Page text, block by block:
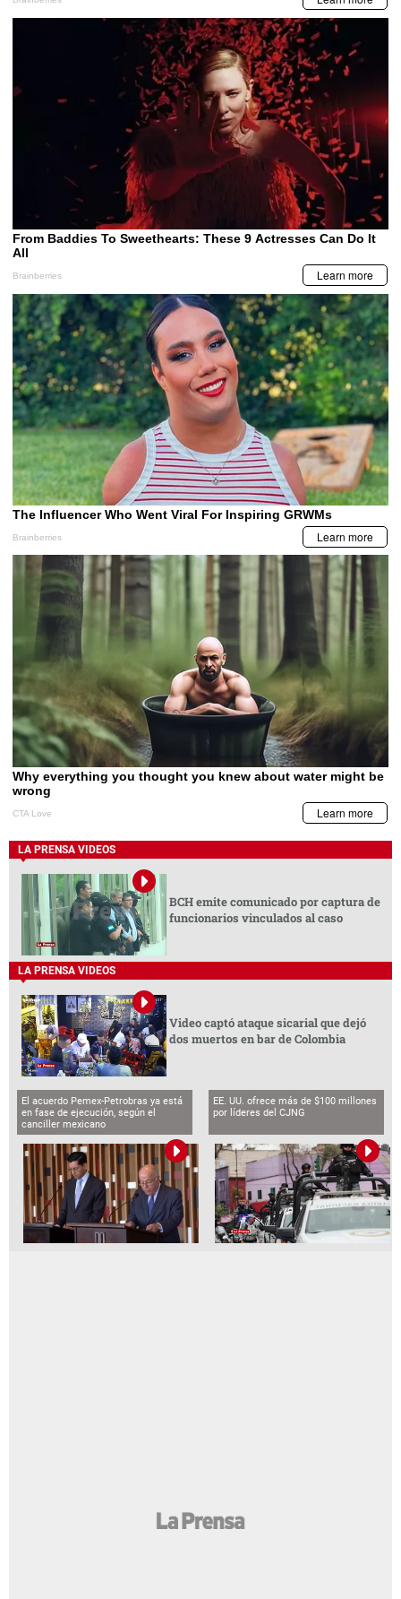
LA PRENSA VIDEOS
BCH emite comunicado por captura de
funcionarios vinculados al caso
LA PRENSA VIDEOS
Video captó ataque sicarial que dejó
dos muertos en bar de Colombia
El acuerdo Pemex-Petrobras ya está
en fase de ejecución, según el
canciller mexicano
EE. UU. ofrece más de $100 millones
por líderes del CJNG